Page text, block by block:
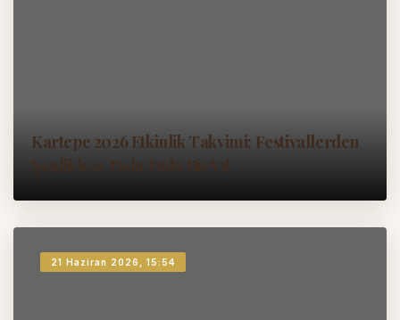
Kartepe 2026 Etkinlik Takvimi: Festivallerden
Şenliklere Dolu Dolu Bir Yıl
21 Haziran 2026, 15:54